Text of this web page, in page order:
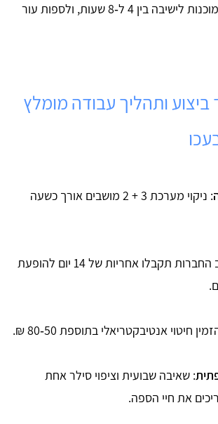
מרבית הספות יהיו מוכנות לישיבה בין 4 ל‑8 שעות, ולספות עור
ותהליך עבודה מומלץ
: ניקוי מערכת 3 + 2 מושבים אורך כשעה
: ברוב החברות תקבלו אחריות של 14 יום להופעת
חיטוי אנטיבקטריאלי בתוספת 50‑80 ₪.
: שאיבה שבועית וציפוי סילר אחת
את חיי הספה.